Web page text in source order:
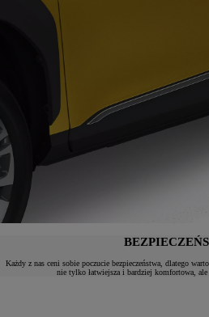
Każdy z nas ceni sobie poczucie bezpieczeństwa, dlatego
nie tylko łatwiejsza i bardziej komfortowa, ale